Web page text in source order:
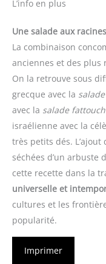
L’info en plus
Une salade aux
La combinaison
anciennes et des plus
On la retrouve sous
grecque avec la
avec la salade
israélienne avec la
très petits dés.
séchées d’un arbuste
cette recette dans la
universelle et
cultures et les
popularité.
Imprimer